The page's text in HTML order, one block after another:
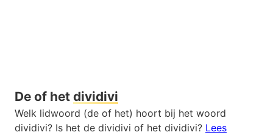
De of het dividivi
Welk lidwoord (de of het) hoort bij het woord
dividivi? Is het de dividivi of het dividivi? Lees